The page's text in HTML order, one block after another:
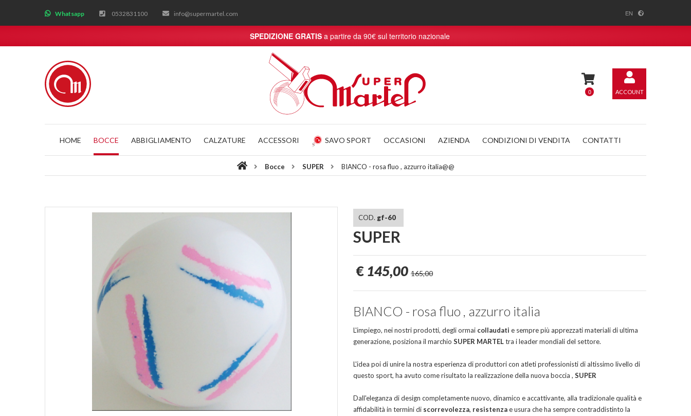
Whatsapp 0532831100 info@supermartel.com EN
SPEDIZIONE GRATISa partire da 90€ sul territorio nazionale
0 ACCOUNT
HOME BOCCE ABBIGLIAMENTO CALZATURE ACCESSORI SAVO SPORT OCCASIONI AZIENDA CONDIZIONI DI VENDITA CONTATTI
Bocce SUPER BIANCO - rosa fluo , azzurro italia@@
COD. gf-60
SUPER
€ 145,00 165,00
BIANCO - rosa fluo , azzurro italia
L'impiego, nei nostri prodotti, degli ormai collaudati e sempre più apprezzati materiali di ultima
generazione, posiziona il marchio SUPER MARTELtra i leader mondiali del settore.
L'idea poi di unire la nostra esperienza di produttori con atleti professionisti di altissimo livello di
questo sport, ha avuto come risultato la realizzazione della nuova boccia , SUPER
Dall'eleganza di design completamente nuovo, dinamico e accattivante, alla tradizionale qualità e
affidabilità in termini di scorrevolezza, resistenzae usura che ha sempre contraddistinto la